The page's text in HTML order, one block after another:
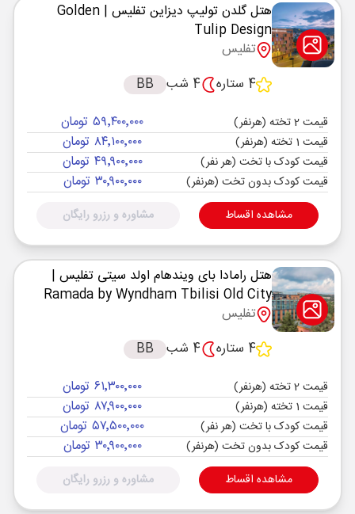
هتل گلدن تولیپ دیزاین تفلیس | Golden
Tulip Design
تفلیس
4 ستاره
4 شب BB
قیمت 2 تخته (هرنفر) ۵۹٬۴۰۰٬۰۰۰ تومان
قیمت 1 تخته (هرنفر) ۸۴٬۱۰۰٬۰۰۰ تومان
قیمت کودک با تخت (هر نفر) ۴۹٬۹۰۰٬۰۰۰ تومان
قیمت کودک بدون تخت (هرنفر) ۳۰٬۹۰۰٬۰۰۰ تومان
مشاهده اقساط مشاوره و رزرو رایگان
هتل رامادا بای ویندهام اولد سیتی تفلیس |
Ramada by Wyndham Tbilisi Old City
تفلیس
4 ستاره
4 شب BB
قیمت 2 تخته (هرنفر) ۶۱٬۳۰۰٬۰۰۰ تومان
قیمت 1 تخته (هرنفر) ۸۷٬۹۰۰٬۰۰۰ تومان
قیمت کودک با تخت (هر نفر) ۵۷٬۵۰۰٬۰۰۰ تومان
قیمت کودک بدون تخت (هرنفر) ۳۰٬۹۰۰٬۰۰۰ تومان
مشاهده اقساط مشاوره و رزرو رایگان